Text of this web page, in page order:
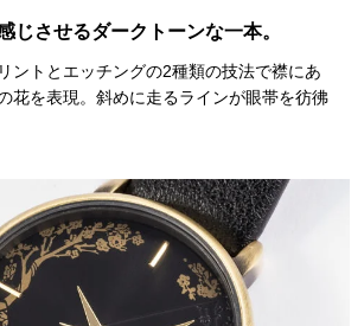
じさせるダークトーンな一本。
ントとエッチングの2種類の技法で襟にあ
花を表現。斜めに走るラインが眼帯を彷彿